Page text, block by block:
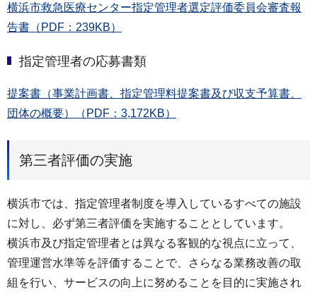
横浜市救急医療センター指定管理者選定評価委員会審査報
告書（PDF：239KB）
指定管理者の応募書類
提案書（事業計画書、指定管理料提案書及び収支予算書、
団体の概要）（PDF：3,172KB）
第三者評価の実施
横浜市では、指定管理者制度を導入しているすべての施設
に対し、必ず第三者評価を実施することとしています。
横浜市及び指定管理者とは異なる客観的な視点に立って、
管理運営水準等を評価することで、さらなる業務改善の取
組を行い、サービスの向上に努めることを目的に実施され